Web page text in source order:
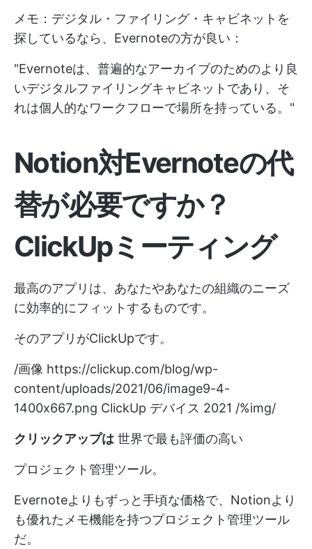
メモ：デジタル・ファイリング・キャビネットを
探しているなら、Evernoteの方が良い：
"Evernoteは、普遍的なアーカイブのためのより良
いデジタルファイリングキャビネットであり、そ
れは個人的なワークフローで場所を持っている。"
Notion対Evernoteの代
替が必要ですか？
ClickUpミーティング
最高のアプリは、あなたやあなたの組織のニーズ
に効率的にフィットするものです。
そのアプリがClickUpです。
/画像 https://clickup.com/blog/wp-
content/uploads/2021/06/image9-4-
1400x667.png ClickUp デバイス 2021 /%img/
クリックアップは 世界で最も評価の高い
プロジェクト管理ツール。
Evernoteよりもずっと手頃な価格で、Notionより
も優れたメモ機能を持つプロジェクト管理ツール
だ。